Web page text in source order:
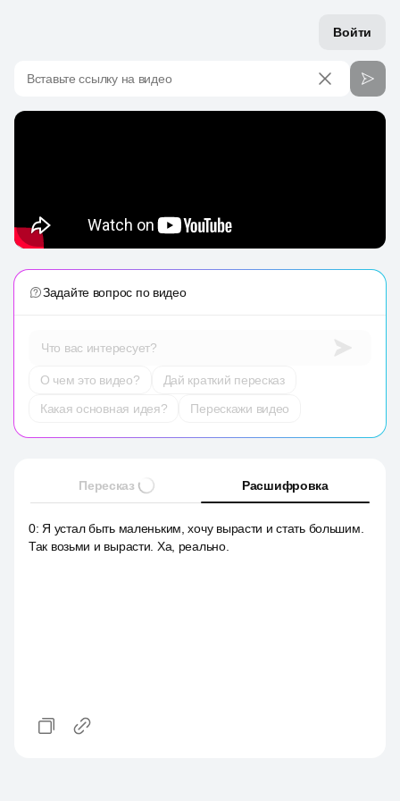
Войти
Вставьте ссылку на видео
Задайте вопрос по видео
Что вас интересует?
О чем это видео?
Дай краткий пересказ
Какая основная идея?
Перескажи видео
Пересказ Расшифровка
0: Я устал быть маленьким, хочу вырасти и стать большим.
Так возьми и вырасти. Ха, реально.